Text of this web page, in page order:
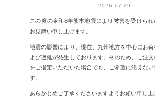
2026.07.29
この度の令和8年熊本地震により被害を受けられ
お見舞い申し上げます。
地震の影響により、現在、九州地方を中心にお
よび遅延が発生しております。そのため、ご注
をご指定いただいた場合でも、ご希望に沿えな
す。
あらかじめご了承くださいますようお願い申し上